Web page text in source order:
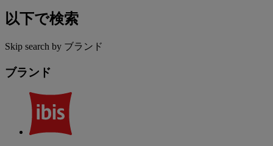
以下で検索
Skip search by ブランド
ブランド